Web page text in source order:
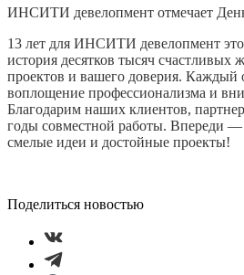
ИНСИТИ девелопмент отмечает
13 лет для ИНСИТИ девелопмент
история десятков тысяч счастливых
проектов и вашего доверия.
воплощение профессионализма и
Благодарим наших клиентов,
годы совместной работы. Впереди
смелые идеи и достойные проекты!
Поделиться новостью